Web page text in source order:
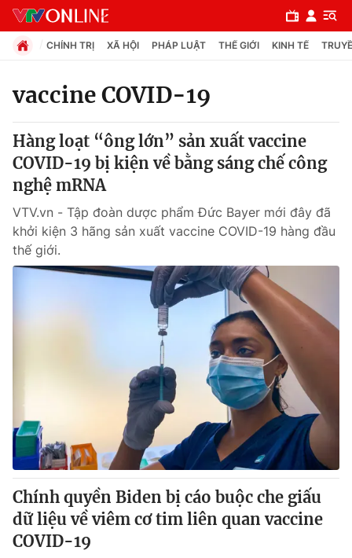
Chuyên mục
Chính trị
Pháp luật
Câu chuyện quốc tế
Tài chính
Thị trường
Góc doanh nghiệp
Dữ liệu và đời sống
Truyền hình
Phim VTV
Hậu trường
Giải trí
CHÍNH TRỊ XÃ HỘI PHÁP LUẬT THẾ GIỚI KINH TẾ
vaccine COVID-19
Hàng loạt “ông lớn” sản xuất vaccine
COVID-19 bị kiện về bằng sáng chế công
nghệ mRNA
VTV.vn - Tập đoàn dược phẩm Đức Bayer mới đây đã
khởi kiện 3 hãng sản xuất vaccine COVID-19 hàng đầu
thế giới.
Chính quyền Biden bị cáo buộc che giấu
dữ liệu về viêm cơ tim liên quan vaccine
COVID-19